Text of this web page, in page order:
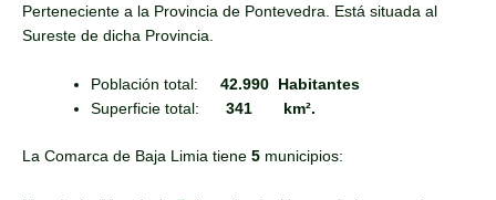
Perteneciente a la Provincia de Pontevedra. Está situada al
Sureste de dicha Provincia.
Población total: 42.990 Habitantes
Superficie total: 341 km².
La Comarca de Baja Limia tiene 5 municipios: